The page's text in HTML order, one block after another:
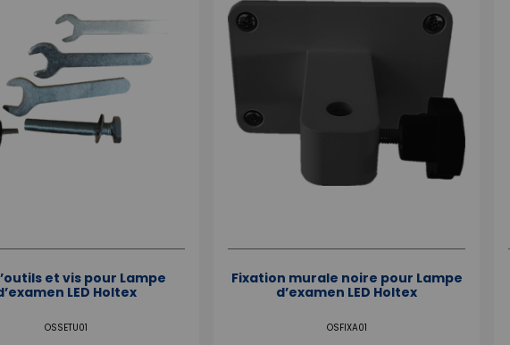
et vis pour Lampe
LED Holtex
OSSETU01
Fixation murale noire pour Lampe
d’examen LED Holtex
OSFIXA01